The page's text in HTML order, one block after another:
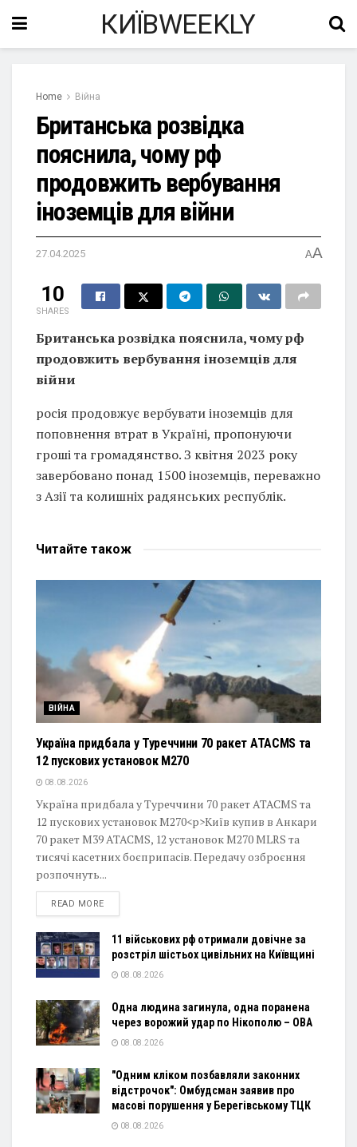
КИЇВWEEKLY
Home Війна
Британська розвідка
пояснила, чому рф
продовжить вербування
іноземців для війни
27.04.2025 AA
10
SHARES
Британська розвідка пояснила, чому рф
продовжить вербування іноземців для
війни
росія продовжує вербувати іноземців для
поповнення втрат в Україні, пропонуючи
гроші та громадянство. З квітня 2023 року
завербовано понад 1500 іноземців, переважно
з Азії та колишніх радянських республік.
Читайте також
ВІЙНА
Україна придбала у Туреччини 70 ракет ATACMS та
12 пускових установок M270
08.08.2026
Україна придбала у Туреччини 70 ракет ATACMS та
12 пускових установок M270<p>Київ купив в Анкари
70 ракет M39 ATACMS, 12 установок M270 MLRS та
тисячі касетних боєприпасів. Передачу озброєння
розпочнуть...
READ MOREDETAILS
11 військових рф отримали довічне за
розстріл шістьох цивільних на Київщині
08.08.2026
Одна людина загинула, одна поранена
через ворожий удар по Нікополю – ОВА
08.08.2026
"Одним кліком позбавляли законних
відстрочок": Омбудсман заявив про
масові порушення у Берегівському ТЦК
08.08.2026